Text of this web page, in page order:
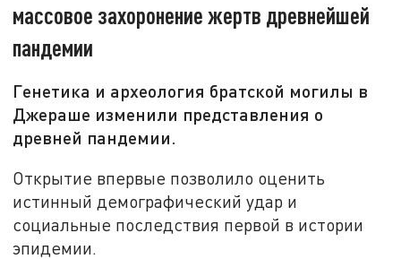
массовое захоронение жертв древнейшей
пандемии
Генетика и археология братской могилы в
Джераше изменили представления о
древней пандемии.
Открытие впервые позволило оценить
истинный демографический удар и
социальные последствия первой в истории
эпидемии.